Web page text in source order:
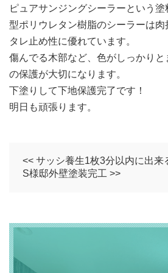
ピュアサンジングシーラーという
型ポリウレタン樹脂のシーラーは肉
タレ止め性に優れています。
傷んでる木部など、色がしっかり
の保護が大切になります。
下塗りして下地保護完了です！
明日も頑張ります。
<< サッシ養生1枚3分以内に出来
S様邸外壁塗装完工 >>